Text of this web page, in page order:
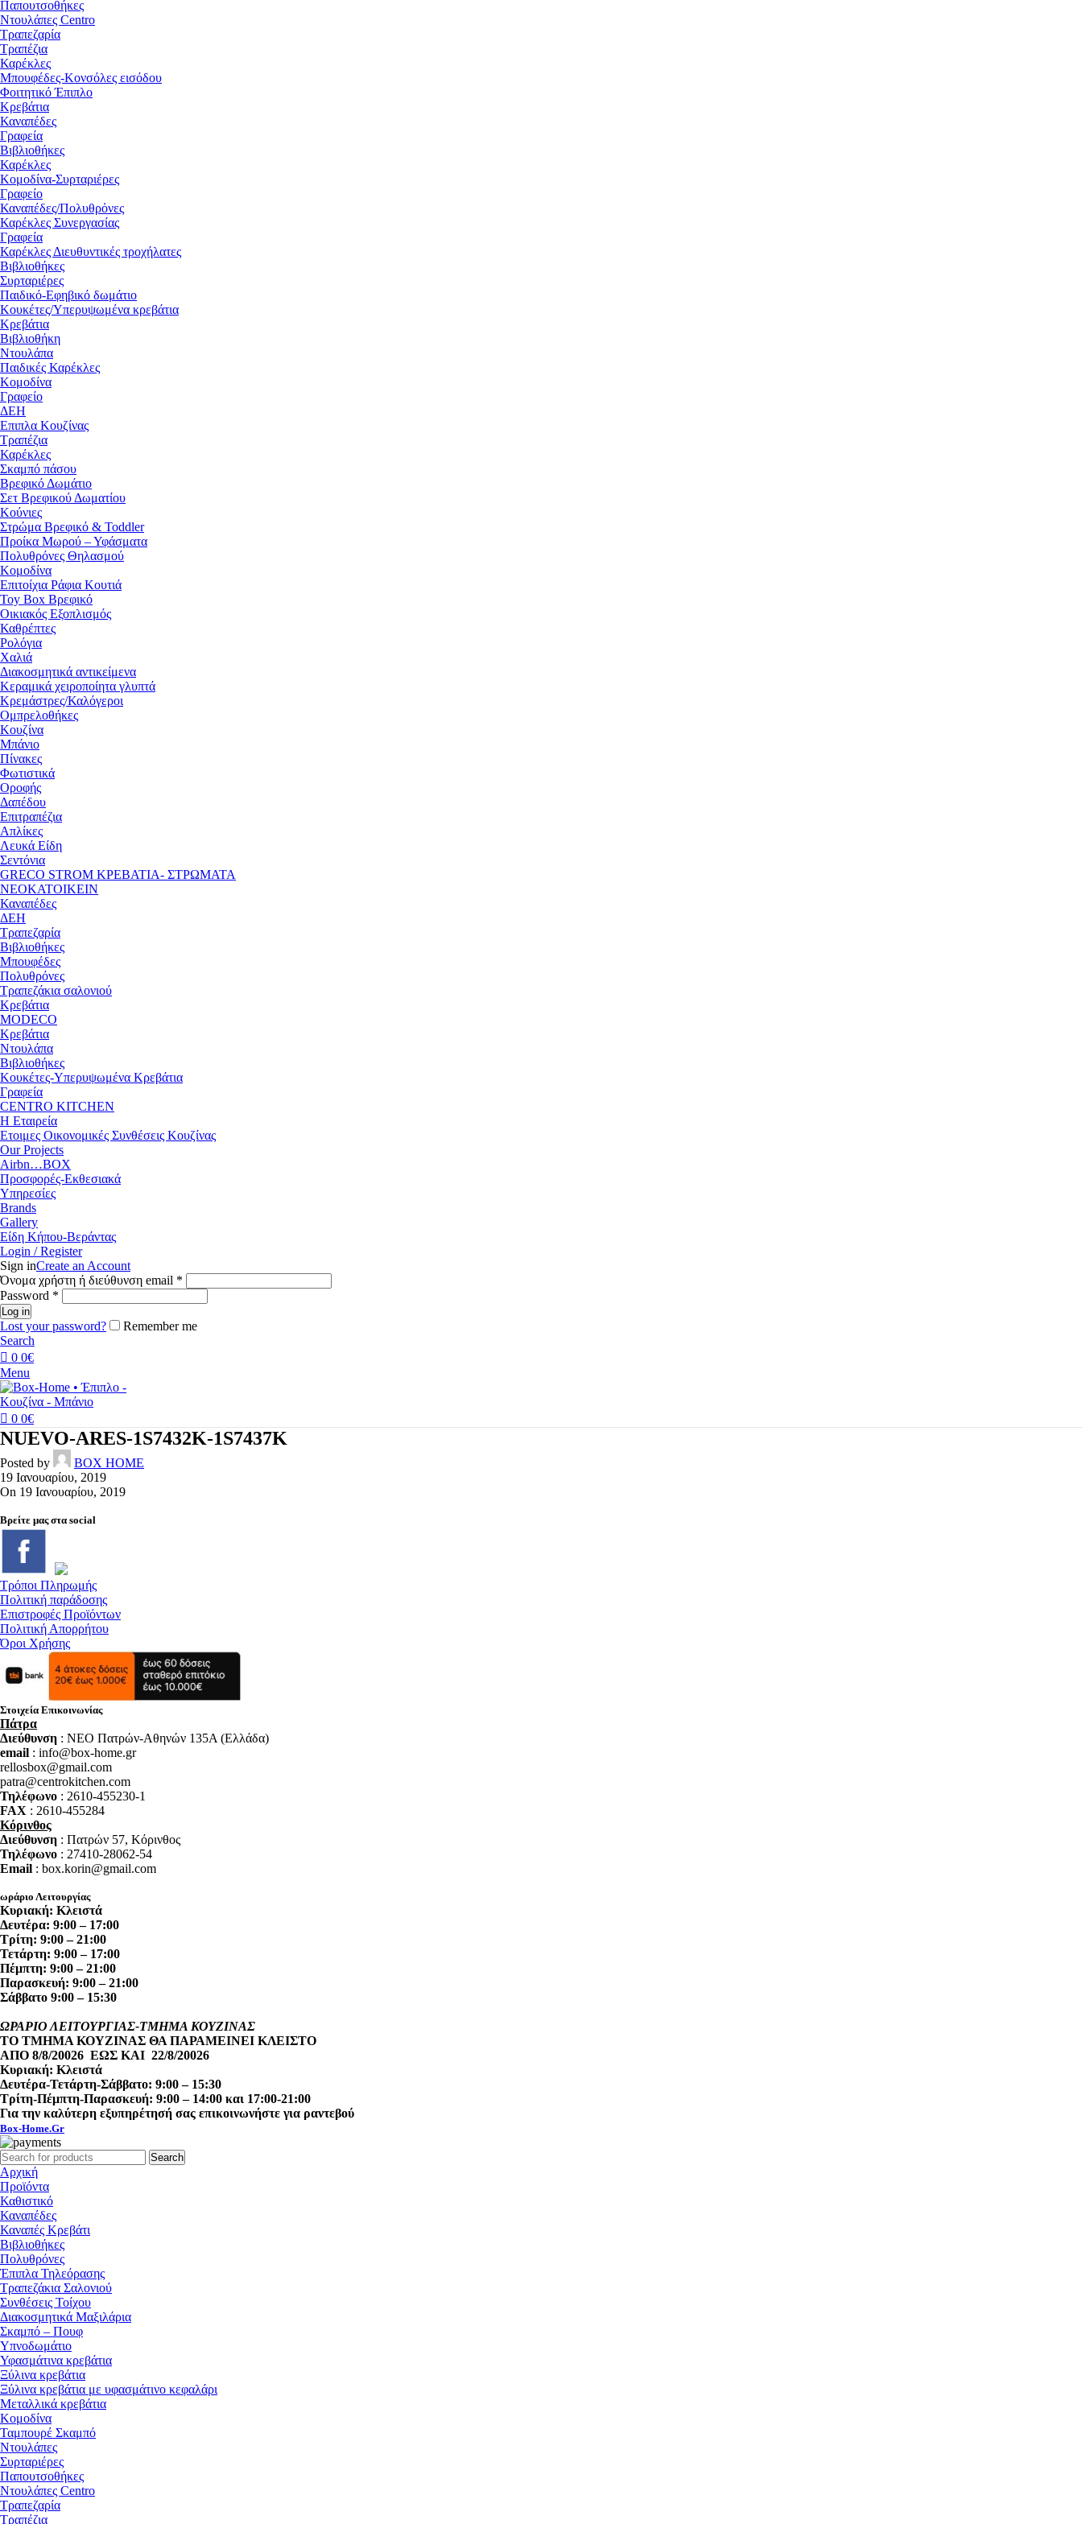
Παπουτσοθήκες
Ντουλάπες Centro
Τραπεζαρία
Τραπέζια
Καρέκλες
Μπουφέδες-Κονσόλες εισόδου
Φοιτητικό Έπιπλο
Κρεβάτια
Καναπέδες
Γραφεία
Βιβλιοθήκες
Καρέκλες
Κομοδίνα-Συρταριέρες
Γραφείο
Καναπέδες/Πολυθρὀνες
Καρέκλες Συνεργασίας
Γραφεία
Καρέκλες Διευθυντικές τροχήλατες
Βιβλιοθήκες
Συρταριέρες
Παιδικό-Εφηβικό δωμάτιο
Κουκέτες/Υπερυψωμένα κρεβάτια
Κρεβάτια
Βιβλιοθήκη
Ντουλάπα
Παιδικές Καρέκλες
Κομοδίνα
Γραφείο
ΔΕΗ
Επιπλα Κουζίνας
Τραπέζια
Καρέκλες
Σκαμπό πάσου
Βρεφικό Δωμάτιο
Σετ Βρεφικού Δωματίου
Κούνιες
Στρώμα Βρεφικό & Toddler
Προίκα Μωρού – Υφάσματα
Πολυθρόνες Θηλασμού
Κομοδίνα
Επιτοίχια Ράφια Κουτιά
Toy Box Βρεφικό
Οικιακός Εξοπλισμός
Καθρέπτες
Ρολόγια
Χαλιά
Διακοσμητικά αντικείμενα
Κεραμικά χειροποίητα γλυπτά
Κρεμάστρες/Καλόγεροι
Ομπρελοθήκες
Κουζίνα
Μπάνιο
Πίνακες
Φωτιστικά
Οροφής
Δαπέδου
Επιτραπέζια
Απλίκες
Λευκά Είδη
Σεντόνια
GRECO STROM ΚΡΕΒΑΤΙΑ- ΣΤΡΩΜΑΤΑ
ΝΕΟΚΑΤΟΙΚΕΙΝ
Καναπέδες
ΔΕΗ
Τραπεζαρία
Βιβλιοθήκες
Μπουφέδες
Πολυθρόνες
Τραπεζάκια σαλονιού
Κρεβάτια
MODECO
Κρεβάτια
Ντουλάπα
Βιβλιοθήκες
Κουκέτες-Υπερυψωμένα Κρεβάτια
Γραφεία
CENTRO KITCHEN
Η Εταιρεία
Ετοιμες Οικονομικές Συνθέσεις Κουζίνας
Our Projects
Airbn…BOX
Προσφορές-Εκθεσιακά
Υπηρεσίες
Brands
Gallery
Είδη Κήπου-Βεράντας
Login / Register
Sign inCreate an Account
Όνομα χρήστη ή διεύθυνση email *
Password *
Log in
Lost your password?
Remember me
Search
0 0€
Menu
0 0€
NUEVO-ARES-1S7432K-1S7437K
Posted by
BOX HOME
19 Ιανουαρίου, 2019
On 19 Ιανουαρίου, 2019
Βρείτε μας στα social
Τρόποι Πληρωμής
Πολιτική παράδοσης
Επιστροφές Προϊόντων
Πολιτική Απορρήτου
Όροι Χρήσης
Στοιχεία Επικοινωνίας
Πάτρα
Διεύθυνση : NEO Πατρών-Αθηνών 135Α (Ελλάδα)
email : info@box-home.gr
rellosbox@gmail.com
patra@centrokitchen.com
Τηλέφωνο : 2610-455230-1
FAX : 2610-455284
Κόρινθος
Διεύθυνση : Πατρών 57, Κόρινθος
Τηλέφωνο : 27410-28062-54
Email : box.korin@gmail.com
ωράριο Λειτουργίας
Κυριακή: Κλειστά
Δευτέρα: 9:00 – 17:00
Τρίτη: 9:00 – 21:00
Τετάρτη: 9:00 – 17:00
Πέμπτη: 9:00 – 21:00
Παρασκευή: 9:00 – 21:00
Σάββατο 9:00 – 15:30
ΩΡΑΡΙΟ ΛΕΙΤΟΥΡΓΙΑΣ-ΤΜΗΜΑ ΚΟΥΖΙΝΑΣ
ΤΟ ΤΜΗΜΑ ΚΟΥΖΙΝΑΣ ΘΑ ΠΑΡΑΜΕΙΝΕΙ ΚΛΕΙΣΤΟ
ΑΠΟ 8/8/20026 ΕΩΣ ΚΑΙ 22/8/20026
Κυριακή: Κλειστά
Δευτέρα-Τετάρτη-Σάββατο: 9:00 – 15:30
Τρίτη-Πέμπτη-Παρασκευή: 9:00 – 14:00 και 17:00-21:00
Για την καλύτερη εξυπηρέτησή σας επικοινωνήστε για ραντεβού
Box-Home.Gr
Search
Αρχική
Προϊόντα
Καθιστικό
Καναπέδες
Καναπές Κρεβάτι
Βιβλιοθήκες
Πολυθρόνες
Έπιπλα Τηλεόρασης
Τραπεζάκια Σαλονιού
Συνθέσεις Τοίχου
Διακοσμητικά Μαξιλάρια
Σκαμπό – Πουφ
Υπνοδωμάτιο
Υφασμάτινα κρεβάτια
Ξύλινα κρεβάτια
Ξύλινα κρεβάτια με υφασμάτινο κεφαλάρι
Mεταλλικά κρεβάτια
Κομοδίνα
Ταμπουρέ Σκαμπό
Ντουλάπες
Συρταριέρες
Παπουτσοθήκες
Ντουλάπες Centro
Τραπεζαρία
Τραπέζια